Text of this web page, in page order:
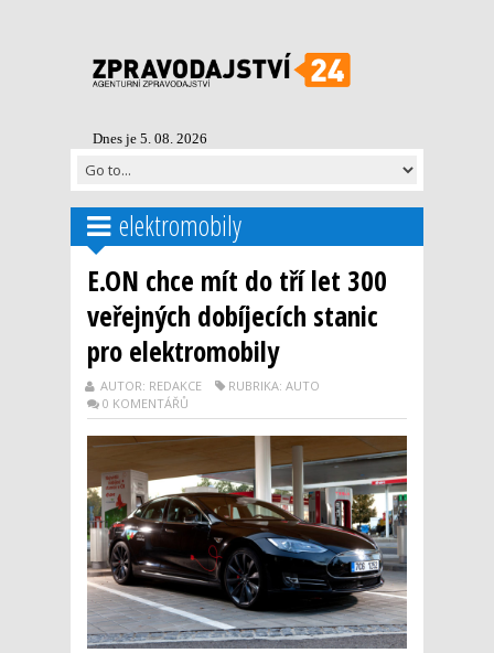
Dnes je 5. 08. 2026
elektromobily
E.ON chce mít do tří let 300
veřejných dobíjecích stanic
pro elektromobily
AUTOR: REDAKCE
RUBRIKA: AUTO
0 KOMENTÁŘŮ